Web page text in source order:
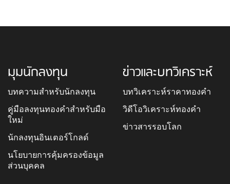
มุมนักลงทุน
บทความสำหรับนักลงทุน
คู่มือลงทุนทองคำสำหรับมือ
ใหม่
นักลงทุนอินเตอร์โกลด์
นโยบายการคุ้มครองข้อมูล
ส่วนบุคคล
ข่าวและบทวิเคราะห์
บทวิเคราะห์ราคาทองคำ
วิดีโอวิเคราะห์ทองคำ
ข่าวสารรอบโลก